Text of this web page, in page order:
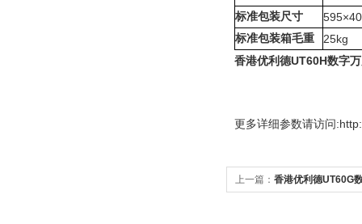
标准包装尺寸
标准包装箱毛重
25kg
香港优利德UT60H数字
更多详细参数请访问
上一篇： 香港优利德UT60G